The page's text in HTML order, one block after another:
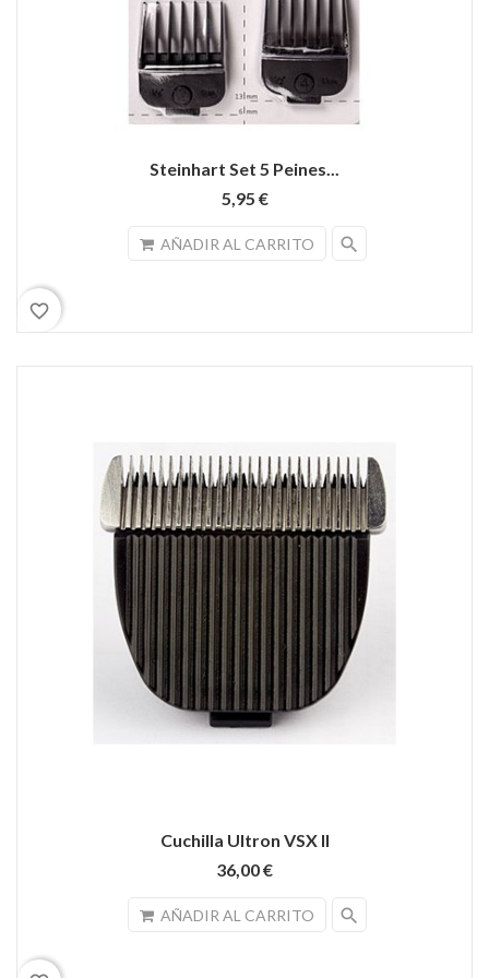
Steinhart Set 5 Peines...
5,95 €
AÑADIR AL CARRITO search
favorite_border
Cuchilla Ultron VSX II
36,00 €
AÑADIR AL CARRITO search